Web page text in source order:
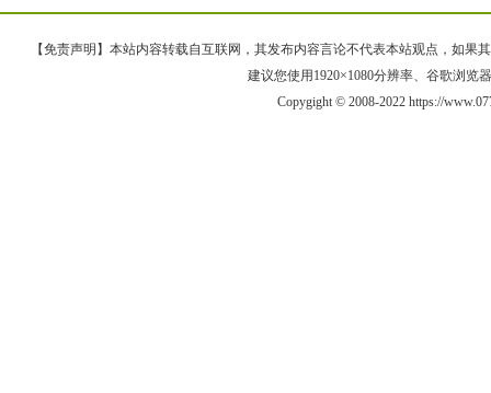
【免责声明】本站内容转载自互联网，其发布内容言论不代表本站观点，如果
建议您使用1920×1080分辨率、谷歌浏览
Copygight © 2008-2022 https://